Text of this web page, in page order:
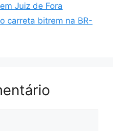
Juiz de Fora
carreta bitrem na BR-